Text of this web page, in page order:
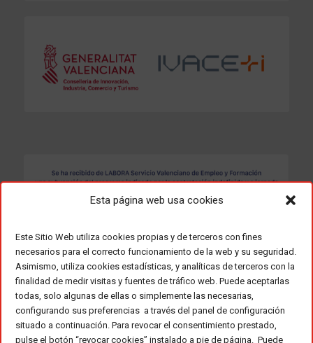
Esta página web usa cookies
Este Sitio Web utiliza cookies propias y de terceros con fines
necesarios para el correcto funcionamiento de la web y su seguridad.
Asimismo, utiliza cookies estadísticas, y analíticas de terceros con la
finalidad de medir visitas y fuentes de tráfico web. Puede aceptarlas
todas, solo algunas de ellas o simplemente las necesarias,
configurando sus preferencias a través del panel de configuración
situado a continuación. Para revocar el consentimiento prestado,
pulse el botón “revocar cookies” instalado a pie de página. Puede